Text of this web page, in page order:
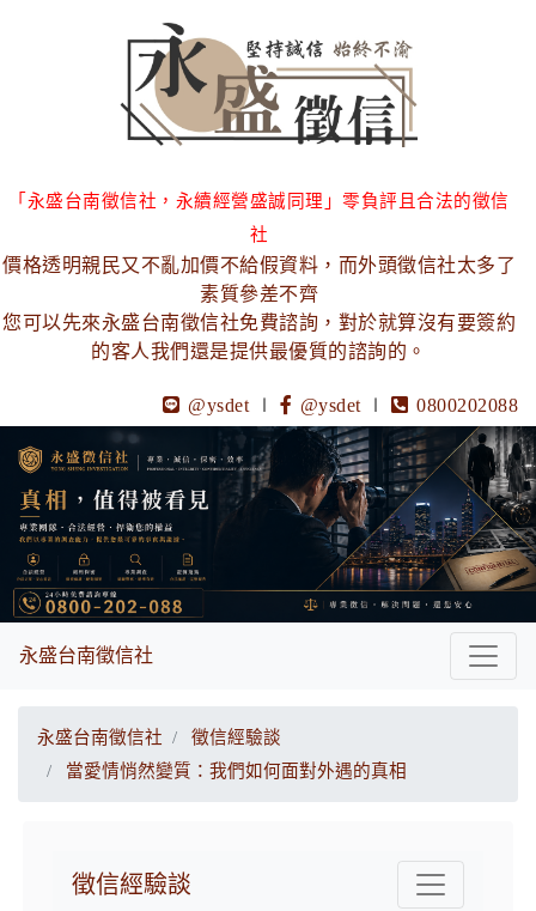
「永盛台南徵信社，永續經營盛誠同理」零負評且合法的徵信
社
價格透明親民又不亂加價不給假資料，而外頭徵信社太多了
素質參差不齊
您可以先來永盛台南徵信社免費諮詢，對於就算沒有要簽約
的客人我們還是提供最優質的諮詢的。
@ysdet ∣ @ysdet ∣ 0800202088
永盛台南徵信社
永盛台南徵信社
徵信經驗談
當愛情悄然變質：我們如何面對外遇的真相
徵信經驗談